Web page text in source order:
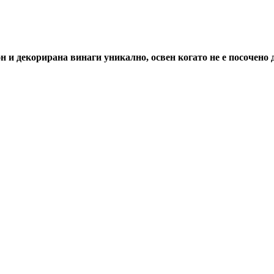
декорирана винаги уникално, освен когато не е посочено